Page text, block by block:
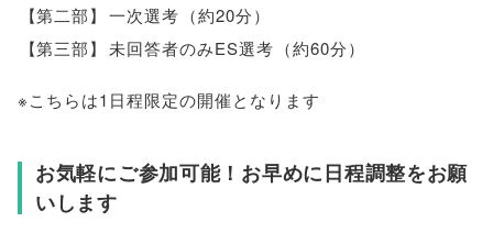
【第二部】 一次選考 （約20分）
【第三部】 未回答者のみES選考 （約60分）
※こちらは1日程限定の開催となります
お気軽にご参加可能！お早めに日程調整をお願
いします